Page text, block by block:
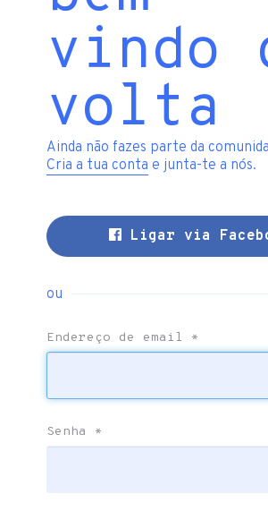
vindo
volta
Ainda não fazes parte da
Cria a tua conta e junta-te a nós.
Ligar via
ou
Endereço de email *
Senha *